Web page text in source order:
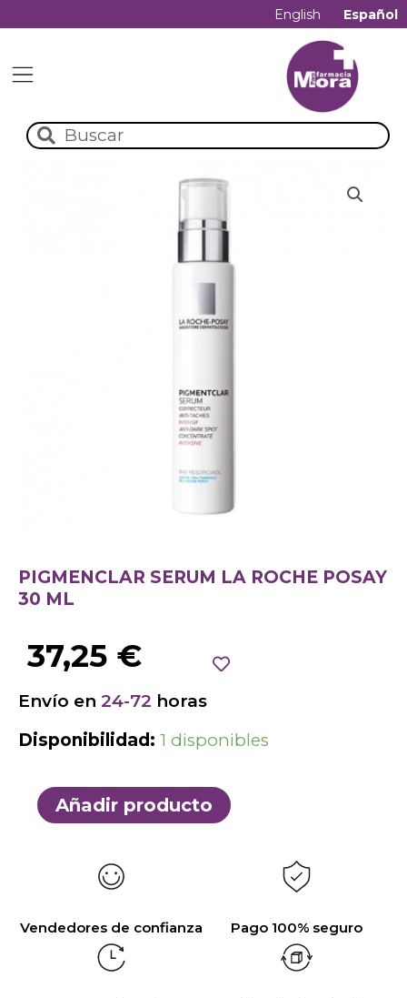
English Español
PIGMENCLAR SERUM LA ROCHE POSAY
30 ML
37,25 €
Envío en 24-72 horas
Disponibilidad: 1 disponibles
Añadir producto
Vendedores de confianza Pago 100% seguro